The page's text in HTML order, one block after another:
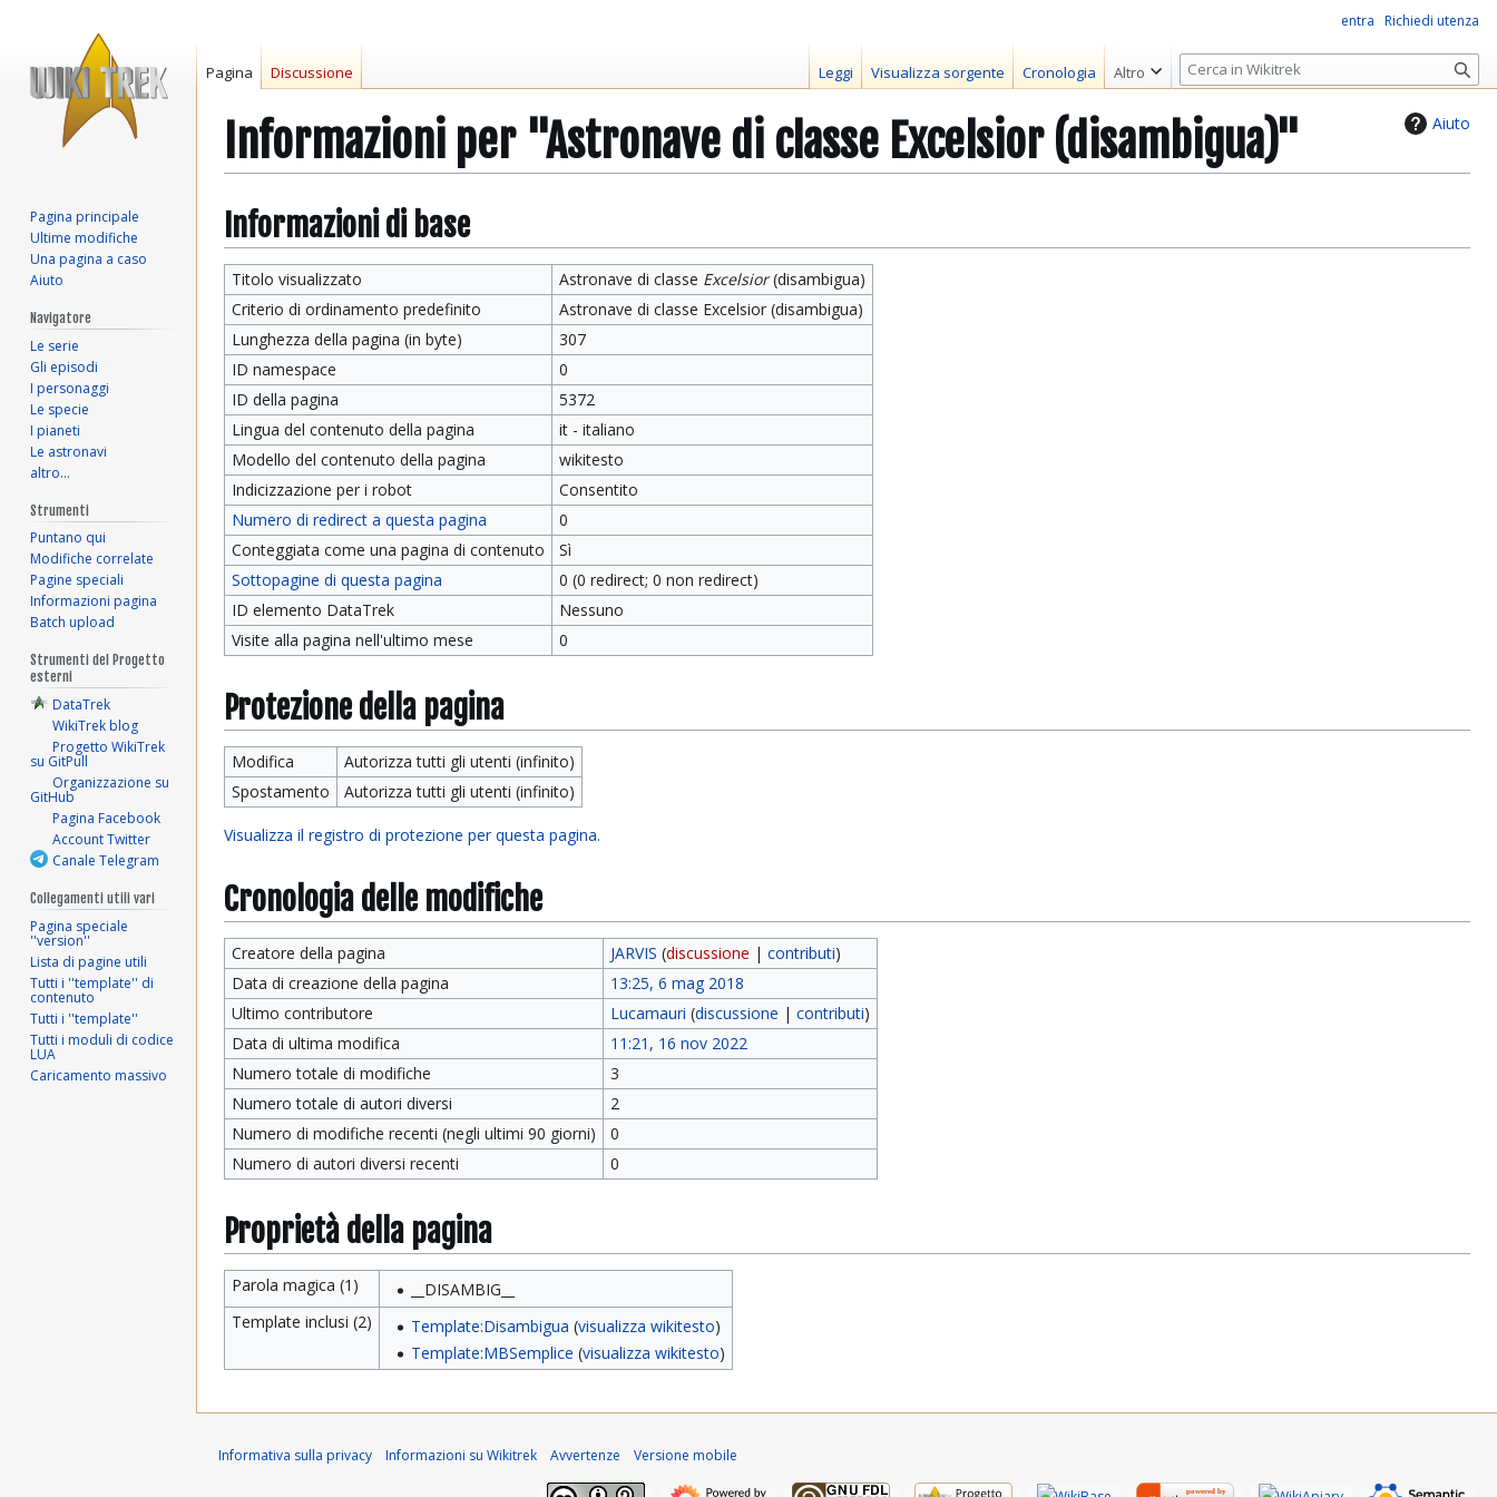
Aiuto
Informazioni per "Astronave di classe Excelsior (disambigua)"
Vai
alla
navigazione
Vai
alla
ricerca
Informazioni di base
Titolo visualizzato Astronave di classe Excelsior(disambigua)
Criterio di ordinamento predefinito
Astronave di classe Excelsior (disambigua)
Lunghezza della pagina (in byte)
307
ID namespace
0
ID della pagina
5372
Lingua del contenuto della pagina
it - italiano
Modello del contenuto della pagina
wikitesto
Indicizzazione per i robot
Consentito
Numero di redirect a questa pagina
0
Conteggiata come una pagina di contenuto
Sì
Sottopagine di questa pagina
0 (0 redirect; 0 non redirect)
ID elemento DataTrek
Nessuno
Visite alla pagina nell'ultimo mese
0
Protezione della pagina
Modifica
Autorizza tutti gli utenti (infinito)
Spostamento
Autorizza tutti gli utenti (infinito)
Visualizza il registro di protezione per questa pagina.
Cronologia delle modifiche
Creatore della pagina JARVIS (discussione | contributi)
Data di creazione della pagina
13:25, 6 mag 2018
Ultimo contributore
Lucamauri (discussione | contributi)
Data di ultima modifica
11:21, 16 nov 2022
Numero totale di modifiche
3
Numero totale di autori diversi
2
Numero di modifiche recenti (negli ultimi 90 giorni)
0
Numero di autori diversi recenti
0
Proprietà della pagina
Parola magica (1)
__DISAMBIG__
Template inclusi (2)
Template:Disambigua (visualizza wikitesto)
Template:MBSemplice (visualizza wikitesto)
entra Richiedi utenza
Pagina Discussione Leggi Visualizza sorgente Cronologia Altro
R
i
c
e
r
Pagina principale
Ultime modifiche
Una pagina a caso
Aiuto
Navigatore
Le serie
Gli episodi
I personaggi
Le specie
I pianeti
Le astronavi
altro…
Strumenti
Puntano qui
Modifiche correlate
Pagine speciali
Informazioni pagina
Batch upload
Strumenti del Progetto
esterni
DataTrek
WikiTrek blog
Progetto WikiTrek
su GitPull
Organizzazione su
GitHub
Pagina Facebook
Account Twitter
Canale Telegram
Collegamenti utili vari
Pagina speciale
''version''
Lista di pagine utili
Tutti i ''template'' di
contenuto
Tutti i ''template''
Tutti i moduli di codice
LUA
Caricamento massivo
Informativa sulla privacy Informazioni su Wikitrek Avvertenze Versione mobile